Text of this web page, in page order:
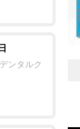
ンタルク